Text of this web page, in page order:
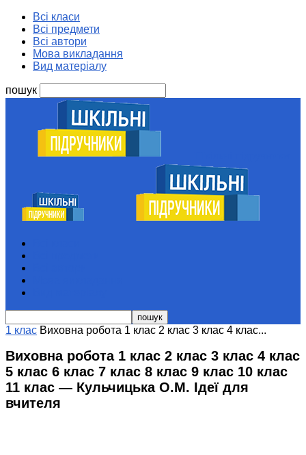
Всі класи
Всі предмети
Всі автори
Мова викладання
Вид матеріалу
пошук
1 клас Виховна робота 1 клас 2 клас 3 клас 4 клас...
Виховна робота 1 клас 2 клас 3 клас 4 клас
5 клас 6 клас 7 клас 8 клас 9 клас 10 клас
11 клас — Кульчицька О.М. Ідеї для
вчителя